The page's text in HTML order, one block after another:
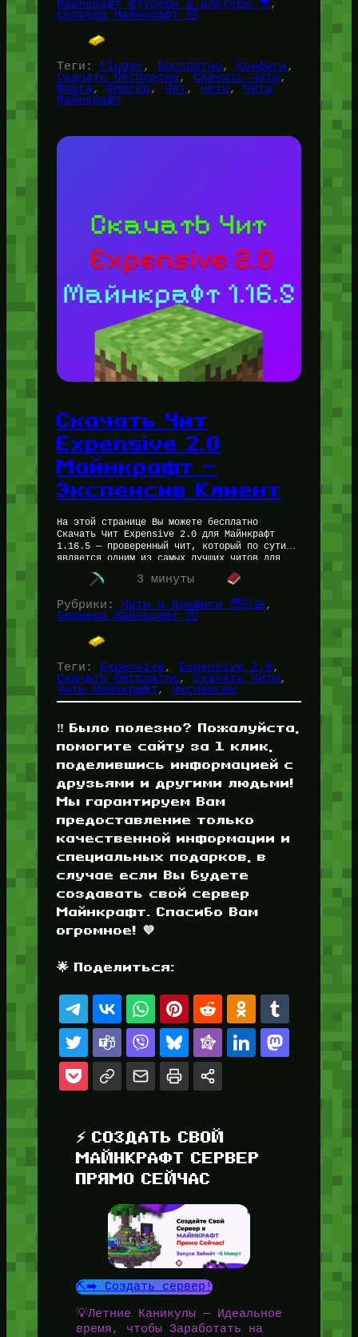
Майнкрафт Ютуберы и Блогеры 🎥
Сервера Майнкрафт 🛜
Теги: Fluger, Бесплатно, Конфиги
Скачать бесплатно, Скачать читы
Флюга, Флюгер, Чит, читы, Читы
Майнкрафт
Скачать Чит
Expensive 2.0
Майнкрафт —
Экспенсив Клиент
На этой странице Вы можете бесплатно
Скачать Чит Expensive 2.0 для Майнкрафт
1.16.5 — проверенный чит, который по сути
является одним из самых лучших читов для
комфортной игры, Для майнкрафт…
3 минуты
Рубрики: Читы и Конфиги 🧑🏻‍💻
Сервера Майнкрафт 🛜
Теги: Expensive, Expensive 2.0
Скачать бесплатно, Скачать Читы
Читы Майнкрафт, Экспенсив
‼️ Было полезно? Пожалуйста,
помогите сайту за 1 клик,
поделившись информацией с
друзьями и другими людьми!
Мы гарантируем Вам
предоставление только
качественной информации и
специальных подарков, в
случае если Вы будете
создавать свой сервер
Майнкрафт. Спасибо Вам
огромное! 💜
🌟 Поделиться:
⚡ СОЗДАТЬ СВОЙ
МАЙНКРАФТ СЕРВЕР
ПРЯМО СЕЙЧАС
⛏️➡️ Создать сервер!
💡Летние Каникулы — Идеальное
время, чтобы Заработать на